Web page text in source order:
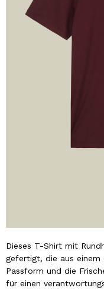
Dieses T-Shirt mit
gefertigt, die aus einem
Passform und die
für einen